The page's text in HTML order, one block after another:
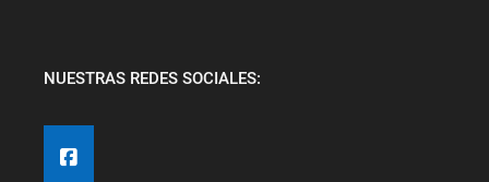
NUESTRAS REDES SOCIALES: